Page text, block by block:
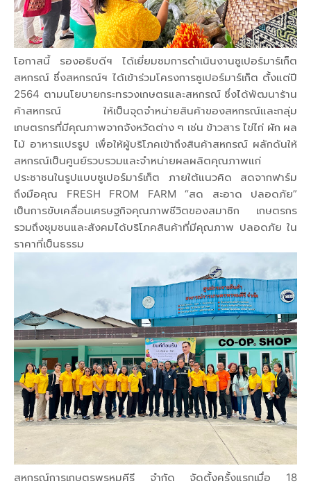
โอกาสนี้ รองอธิบดีฯ ได้เยี่ยมชมการดำเนินงานซูเปอร์มาร์เก็ต
สหกรณ์ ซึ่งสหกรณ์ฯ ได้เข้าร่วมโครงการซูเปอร์มาร์เก็ต ตั้งแต่ปี
2564 ตามนโยบายกระทรวงเกษตรและสหกรณ์ ซึ่งได้พัฒนาร้าน
ค้าสหกรณ์ ให้เป็นจุดจำหน่ายสินค้าของสหกรณ์และกลุ่ม
เกษตรกรที่มีคุณภาพจากจังหวัดต่าง ๆ เช่น ข้าวสาร ไข่ไก่ ผัก ผล
ไม้ อาหารแปรรูป เพื่อให้ผู้บริโภคเข้าถึงสินค้าสหกรณ์ ผลักดันให้
สหกรณ์เป็นศูนย์รวบรวมและจำหน่ายผลผลิตคุณภาพแก่
ประชาชนในรูปแบบซูเปอร์มาร์เก็ต ภายใต้แนวคิด สดจากฟาร์ม
ถึงมือคุณ FRESH FROM FARM “สด สะอาด ปลอดภัย”
เป็นการขับเคลื่อนเศรษฐกิจคุณภาพชีวิตของสมาชิก เกษตรกร
รวมถึงชุมชนและสังคมได้บริโภคสินค้าที่มีคุณภาพ ปลอดภัย ใน
ราคาที่เป็นธรรม
สหกรณ์การเกษตรพรหมคีรี จำกัด จัดตั้งครั้งแรกเมื่อ 18